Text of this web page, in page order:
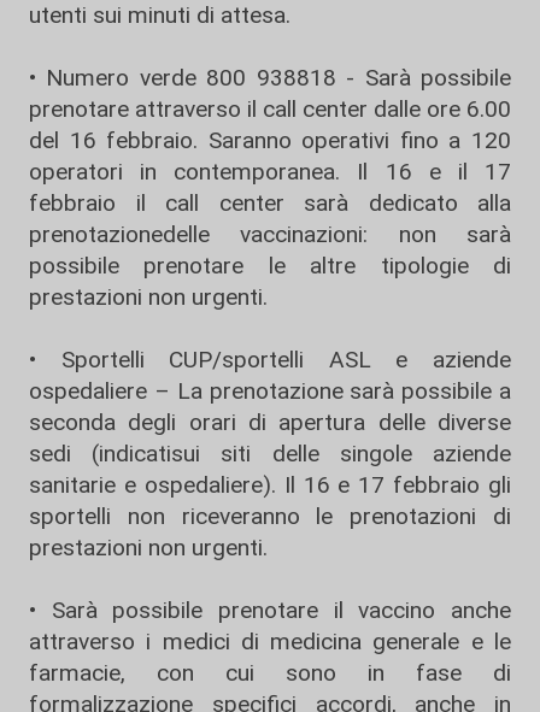
utenti sui minuti di attesa.
• Numero verde 800 938818 - Sarà possibile
prenotare attraverso il call center dalle ore 6.00
del 16 febbraio. Saranno operativi fino a 120
operatori in contemporanea. Il 16 e il 17
febbraio il call center sarà dedicato alla
prenotazionedelle vaccinazioni: non sarà
possibile prenotare le altre tipologie di
prestazioni non urgenti.
• Sportelli CUP/sportelli ASL e aziende
ospedaliere – La prenotazione sarà possibile a
seconda degli orari di apertura delle diverse
sedi (indicatisui siti delle singole aziende
sanitarie e ospedaliere). Il 16 e 17 febbraio gli
sportelli non riceveranno le prenotazioni di
prestazioni non urgenti.
• Sarà possibile prenotare il vaccino anche
attraverso i medici di medicina generale e le
farmacie, con cui sono in fase di
formalizzazione specifici accordi, anche in